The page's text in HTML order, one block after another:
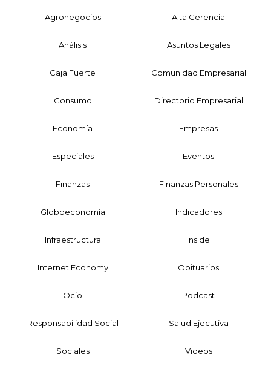
Agronegocios Alta Gerencia
Análisis Asuntos Legales
Caja Fuerte Comunidad Empresarial
Consumo Directorio Empresarial
Economía Empresas
Especiales Eventos
Finanzas Finanzas Personales
Globoeconomía Indicadores
Infraestructura Inside
Internet Economy Obituarios
Ocio Podcast
Responsabilidad Social Salud Ejecutiva
Sociales Videos